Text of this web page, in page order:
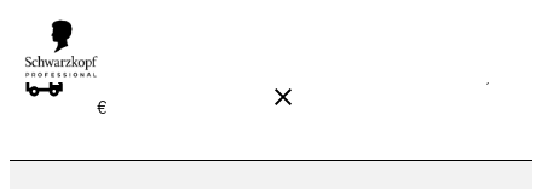
ILMAINEN TOIMITUS YLI 160 € TILAUKSIIN!
€